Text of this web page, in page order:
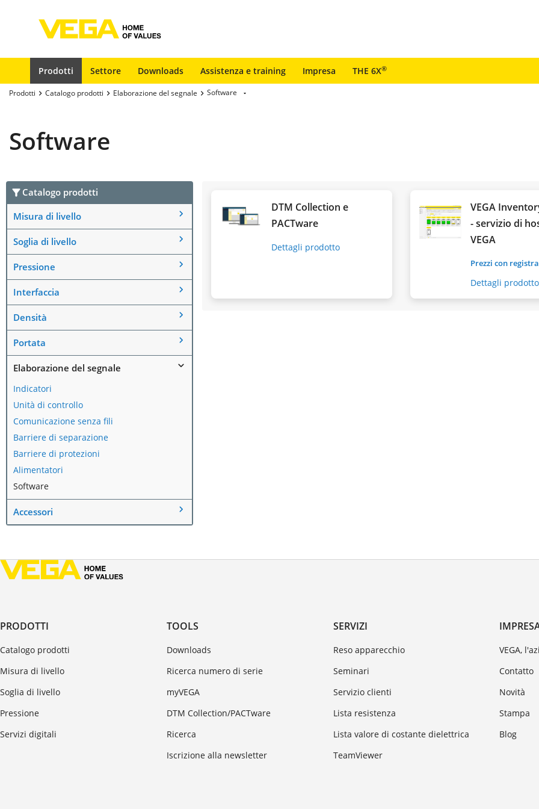
Prodotti Settore Downloads Assistenza e training Impresa THE 6X®
Prodotti Catalogo prodotti Elaborazione del segnale Software
Software
Catalogo prodotti
Misura di livello
Soglia di livello
Pressione
Interfaccia
Densità
Portata
Elaborazione del segnale
Indicatori
Unità di controllo
Comunicazione senza fili
Barriere di separazione
Barriere di protezioni
Alimentatori
Software
Accessori
DTM Collection e
PACTware
Dettagli prodotto
VEGA
- servizio di
VEGA
Prezzi con
Dettagli prodotto
PRODOTTI
Catalogo prodotti
Misura di livello
Soglia di livello
Pressione
Servizi digitali
TOOLS
Downloads
Ricerca numero di serie
myVEGA
DTM Collection/PACTware
Ricerca
Iscrizione alla newsletter
SERVIZI
Reso apparecchio
Seminari
Servizio clienti
Lista resistenza
Lista valore di costante dielettrica
TeamViewer
VEGA,
Contatto
Novità
Stampa
Blog